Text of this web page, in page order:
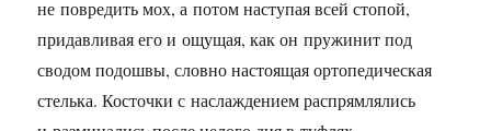
не повредить мох, а потом наступая всей стопой,
придавливая его и ощущая, как он пружинит под
сводом подошвы, словно настоящая ортопедическая
стелька. Косточки с наслаждением распрямлялись